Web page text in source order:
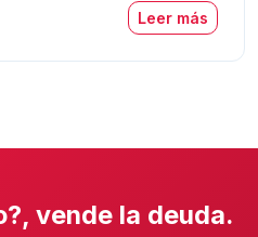
Leer más
vende la deuda.